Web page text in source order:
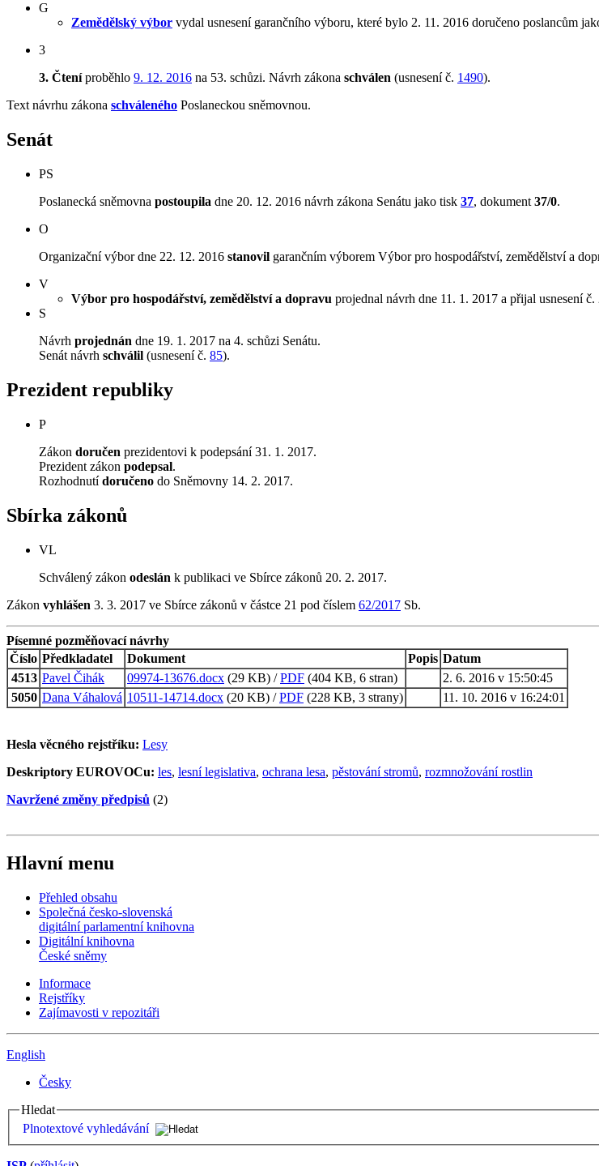
G
Zemědělský výbor vydal usnesení garančního výboru, které bylo 2. 11. 2016 doručeno poslancům
3
3. Čteníproběhlo 9. 12. 2016 na 53. schůzi. Návrh zákona schválen (usnesení č. 1490).
Text návrhu zákona schváleného Poslaneckou sněmovnou.
Senát
PS
Poslanecká sněmovna postoupila dne 20. 12. 2016 návrh zákona Senátu jako tisk 37, dokument 37/0.
O
Organizační výbor dne 22. 12. 2016 stanovil garančním výborem Výbor pro hospodářství, zemědělství a
V
Výbor pro hospodářství, zemědělství a dopravu projednal návrh dne 11. 1. 2017 a přijal usnesení
S
Návrh projednán dne 19. 1. 2017 na 4. schůzi Senátu.
Senát návrh schválil (usnesení č. 85).
Prezident republiky
P
Zákon doručen prezidentovi k podepsání 31. 1. 2017.
Prezident zákon podepsal.
Rozhodnutídoručeno do Sněmovny 14. 2. 2017.
Sbírka zákonů
VL
Schválený zákon odeslán k publikaci ve Sbírce zákonů 20. 2. 2017.
Zákon vyhlášen 3. 3. 2017 ve Sbírce zákonů v částce 21 pod číslem 62/2017 Sb.
Písemné pozměňovací návrhy
Číslo Předkladatel Dokument Popis Datum
4513 Pavel Čihák 09974-13676.docx (29 KB) /PDF (404 KB, 6 stran)
2. 6. 2016 v 15:50:45
5050 Dana Váhalová 10511-14714.docx (20 KB) /PDF (228 KB, 3 strany) 11. 10. 2016 v 16:24:01
Hesla věcného rejstříku: Lesy
Deskriptory EUROVOCu: les, lesní legislativa, ochrana lesa, pěstování stromů, rozmnožování rostlin
Navržené změny předpisů (2)
Hlavní menu
Přehled obsahu
Společná česko-slovenská
digitální parlamentní knihovna
Digitální knihovna
České sněmy
Informace
Rejstříky
Zajímavosti v repozitáři
English
Česky
Hledat
Plnotextové vyhledávání